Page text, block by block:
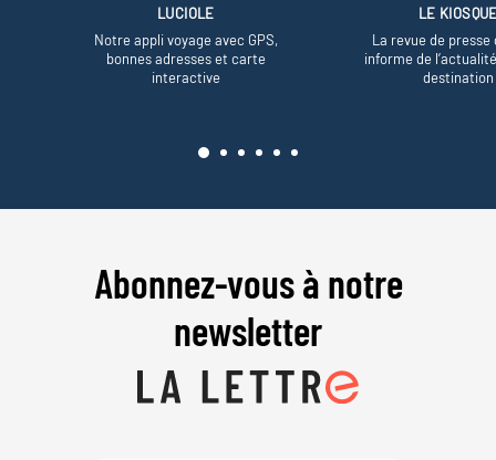
LUCIOLE
Notre appli voyage avec GPS,
bonnes adresses et carte
interactive
LE
La revue de presse
informe de
destination
Abonnez-vous à notre
newsletter